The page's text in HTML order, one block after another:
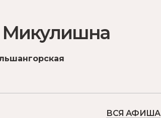
Микулишна
ВСЯ АФИША